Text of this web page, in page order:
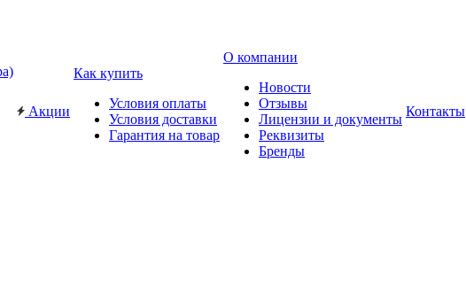
Акции
Как купить
Условия оплаты
Условия доставки
Гарантия на товар
О компании
Новости
Отзывы
Лицензии и документы
Реквизиты
Бренды
Контакты